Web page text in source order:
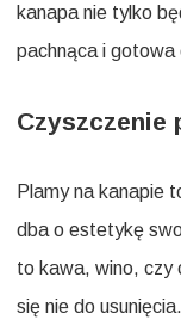
kanapa nie tylko
pachnąca i gotowa
Czyszczenie
Plamy na kanapie
dba o estetykę
to kawa, wino, czy
się nie do